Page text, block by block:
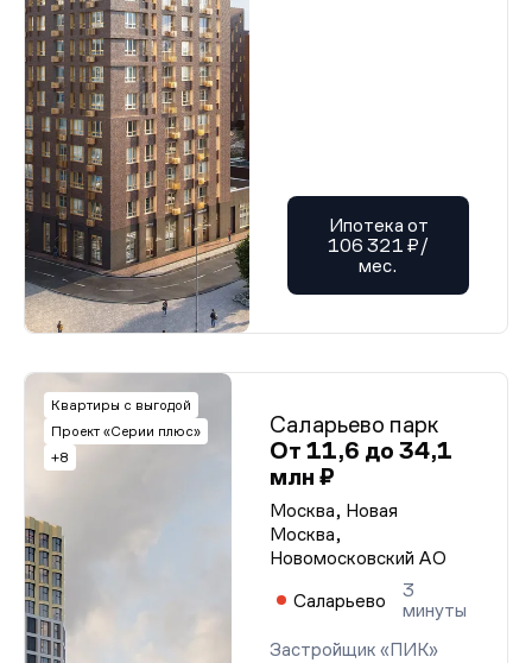
Ипотека от
106 321 ₽/
мес.
Квартиры с выгодой
Проект «Серии плюс»
+8
Саларьево парк
От 11,6 до 34,1
млн ₽
Москва, Новая
Москва,
Новомосковский АО
Саларьево
3
минуты
Застройщик «ПИК»